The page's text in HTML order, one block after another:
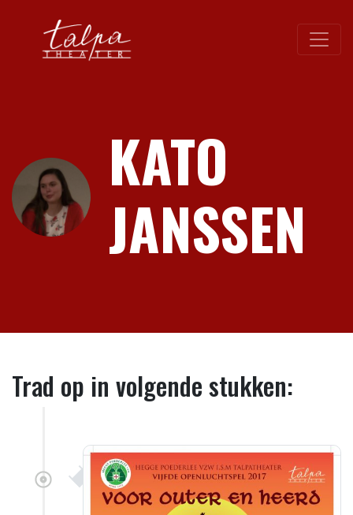
KATO
JANSSEN
Trad op in volgende stukken: